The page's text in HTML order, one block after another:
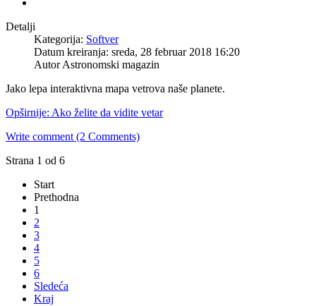
Detalji
Kategorija: Softver
Datum kreiranja: sreda, 28 februar 2018 16:20
Autor Astronomski magazin
Jako lepa interaktivna mapa vetrova naše planete.
Opširnije: Ako želite da vidite vetar
Write comment (2 Comments)
Strana 1 od 6
Start
Prethodna
1
2
3
4
5
6
Sledeća
Kraj